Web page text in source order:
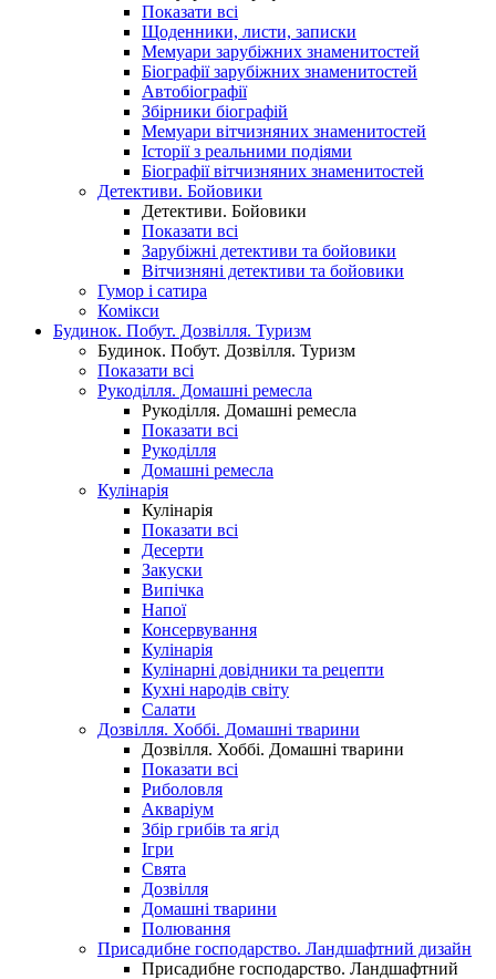
Показати всі
Щоденники, листи, записки
Мемуари зарубіжних знаменитостей
Біографії зарубіжних знаменитостей
Автобіографії
Збірники біографій
Мемуари вітчизняних знаменитостей
Історії з реальними подіями
Біографії вітчизняних знаменитостей
Детективи. Бойовики
Детективи. Бойовики
Показати всі
Зарубіжні детективи та бойовики
Вітчизняні детективи та бойовики
Гумор і сатира
Комікси
Будинок. Побут. Дозвілля. Туризм
Будинок. Побут. Дозвілля. Туризм
Показати всі
Рукоділля. Домашні ремесла
Рукоділля. Домашні ремесла
Показати всі
Рукоділля
Домашні ремесла
Кулінарія
Кулінарія
Показати всі
Десерти
Закуски
Випічка
Напої
Консервування
Кулінарія
Кулінарні довідники та рецепти
Кухні народів світу
Салати
Дозвілля. Хоббі. Домашні тварини
Дозвілля. Хоббі. Домашні тварини
Показати всі
Риболовля
Акваріум
Збір грибів та ягід
Ігри
Свята
Дозвілля
Домашні тварини
Полювання
Присадибне господарство. Ландшафтний дизайн
Присадибне господарство. Ландшафтний